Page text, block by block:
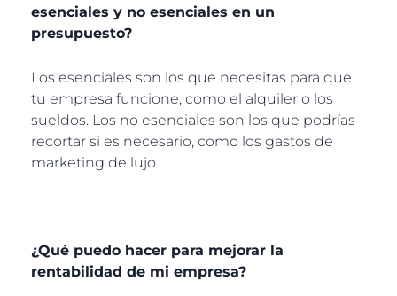
esenciales y no esenciales en un
presupuesto?
Los esenciales son los que necesitas para que
tu empresa funcione, como el alquiler o los
sueldos. Los no esenciales son los que podrías
recortar si es necesario, como los gastos de
marketing de lujo.
¿Qué puedo hacer para mejorar la
rentabilidad de mi empresa?